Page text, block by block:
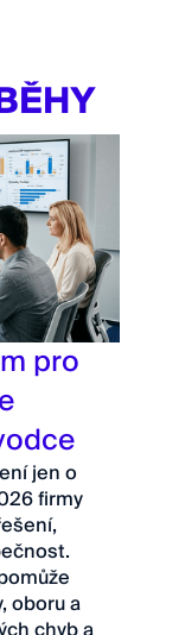
pro
jen o
firmy
oboru a